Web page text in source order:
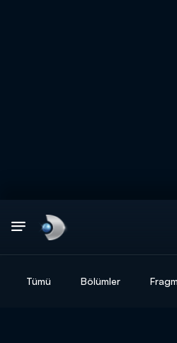
Tümü Bölümler